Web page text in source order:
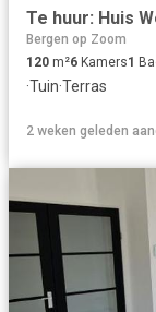
Te huur: Huis
Bergen op Zoom
120 m²6 Kamers1
·Tuin·Terras
2 weken geleden